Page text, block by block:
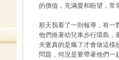
的價值，充滿愛和盼望，常
那天我看了一則報導，有一
他們推著幼兒車步行環島，
夫妻真的是瘋了才會做這樣
問題，何況是要帶著他們一